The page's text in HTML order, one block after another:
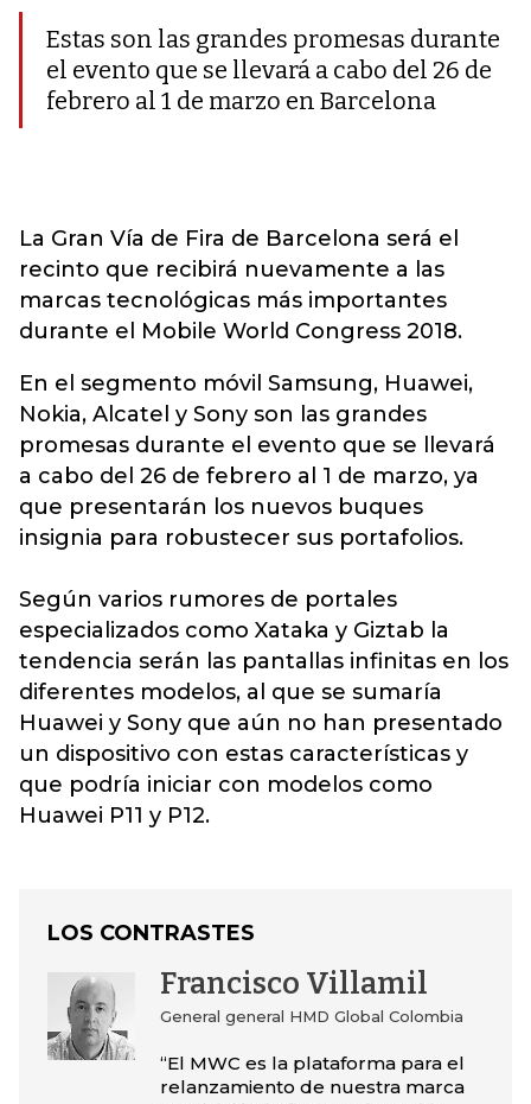
Estas son las grandes promesas durante
el evento que se llevará a cabo del 26 de
febrero al 1 de marzo en Barcelona
La Gran Vía de Fira de Barcelona será el
recinto que recibirá nuevamente a las
marcas tecnológicas más importantes
durante el Mobile World Congress 2018.
En el segmento móvil Samsung, Huawei,
Nokia, Alcatel y Sony son las grandes
promesas durante el evento que se llevará
a cabo del 26 de febrero al 1 de marzo, ya
que presentarán los nuevos buques
insignia para robustecer sus portafolios.
Según varios rumores de portales
especializados como Xataka y Giztab la
tendencia serán las pantallas infinitas en los
diferentes modelos, al que se sumaría
Huawei y Sony que aún no han presentado
un dispositivo con estas características y
que podría iniciar con modelos como
Huawei P11 y P12.
LOS CONTRASTES
Francisco Villamil
General general HMD Global Colombia
“El MWC es la plataforma para el
relanzamiento de nuestra marca